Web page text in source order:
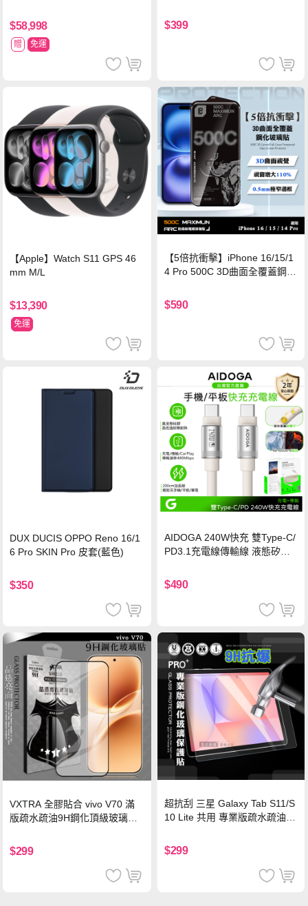
$58,998
贈 免運
$399
【Apple】Watch S11 GPS 46
mm M/L
$13,390
免運
【5倍抗衝擊】iPhone 16/15/1
4 Pro 500C 3D曲面全覆蓋鋼化
保護貼
$590
DUX DUCIS OPPO Reno 16/1
6 Pro SKIN Pro 皮套(藍色)
$350
AIDOGA 240W快充 雙Type-C/
PD3.1充電線傳輸線 液態矽膠
機/平板/筆電
$490
VXTRA 全膠貼合 vivo V70 滿
版疏水疏油9H鋼化頂級玻璃貼
$299
超抗刮 三星 Galaxy Tab S11/S
10 Lite 共用 專業版疏水疏油9
$299